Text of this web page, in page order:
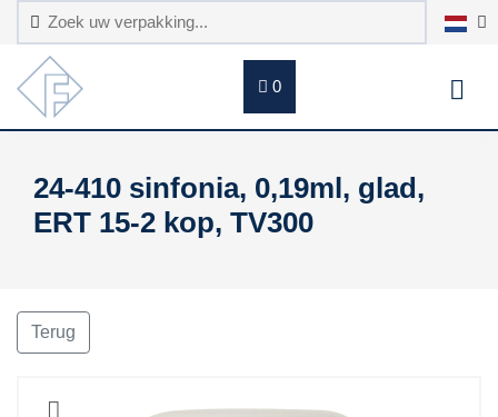
0
24-410 sinfonia, 0,19ml, glad,
ERT 15-2 kop, TV300
Terug